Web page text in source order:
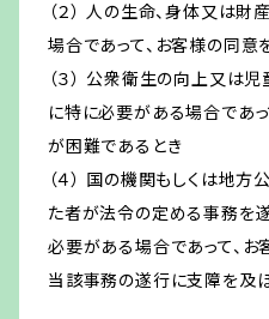
（２） 人の生命、身体又は
場合であって、お客様の同意
（３） 公衆衛生の向上又は
に特に必要がある場合であ
が困難であるとき
（４） 国の機関もしくは地
た者が法令の定める事務を
必要がある場合であって、お
当該事務の遂行に支障を及